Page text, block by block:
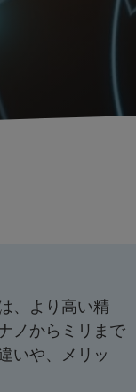
、より高い精
ノからミリまで
いや、メリッ